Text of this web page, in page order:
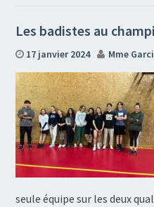
Les badistes au
17 janvier 2024 Mme
seule équipe sur les deux